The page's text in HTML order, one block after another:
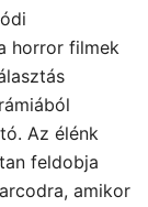
horror filmek
Az élénk
feldobja
amikor